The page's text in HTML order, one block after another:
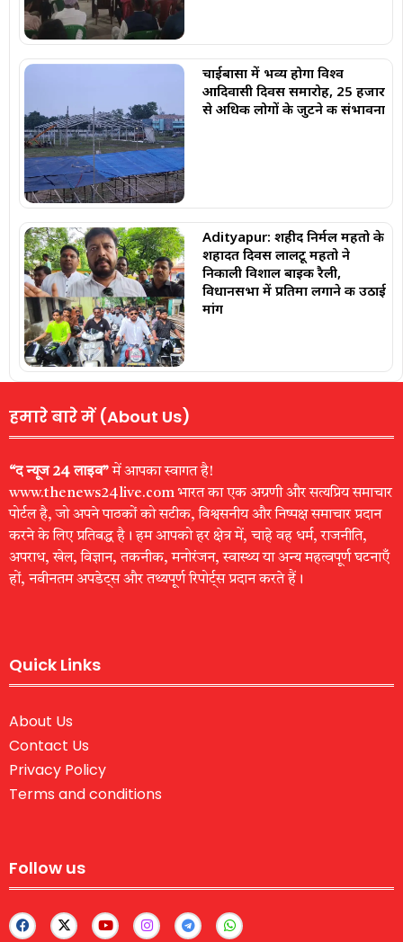
चाईबासा में भव्य होगा विश्व
आदिवासी दिवस समारोह, 25 हजार
से अधिक लोगों के जुटने की संभावना
Adityapur: शहीद निर्मल महतो के
शहादत दिवस लालटू महतो ने
निकाली विशाल बाइक रैली,
विधानसभा में प्रतिमा लगाने की उठाई
मांग
हमारे बारे में (About Us)
“द न्यूज 24 लाइव”में आपका स्वागत है!
www.thenews24live.com भारत का एक अग्रणी और सत्यप्रिय समाचार
पोर्टल है, जो अपने पाठकों को सटीक, विश्वसनीय और निष्पक्ष समाचार प्रदान
करने के लिए प्रतिबद्ध है। हम आपको हर क्षेत्र में, चाहे वह धर्म, राजनीति,
अपराध, खेल, विज्ञान, तकनीक, मनोरंजन, स्वास्थ्य या अन्य महत्वपूर्ण घटनाएँ
हों, नवीनतम अपडेट्स और तथ्यपूर्ण रिपोर्ट्स प्रदान करते हैं।
Quick Links
About Us
Contact Us
Privacy Policy
Terms and conditions
Follow us